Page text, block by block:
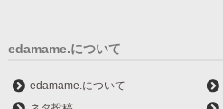
edamame.について
edamame.について